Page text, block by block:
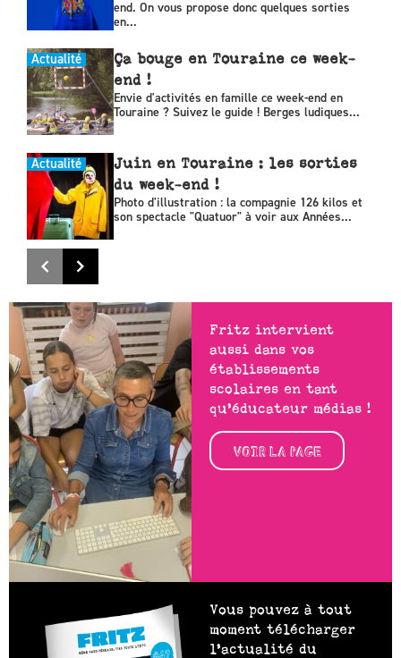
end. On vous propose donc quelques sorties
en...
Actualité
Ça bouge en Touraine ce week-
end !
Envie d'activités en famille ce week-end en
Touraine ? Suivez le guide ! Berges ludiques...
Actualité
Juin en Touraine : les sorties
du week-end !
Photo d'illustration : la compagnie 126 kilos et
son spectacle "Quatuor" à voir aux Années...
Fritz intervient
aussi dans vos
établissements
scolaires en tant
qu’éducateur médias !
VOIR LA PAGE
Vous pouvez à tout
moment télécharger
l’actualité du